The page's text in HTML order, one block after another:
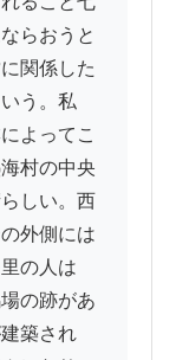
らおうと
関係した
う。私
よってこ
村の中央
しい。西
外側には
の人は
の跡があ
築され